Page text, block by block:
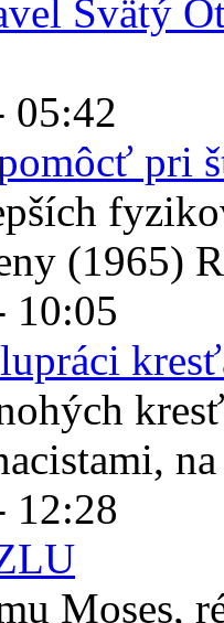
Svätý
05:42
pri
(1965)
10:05
12:28
Moses,